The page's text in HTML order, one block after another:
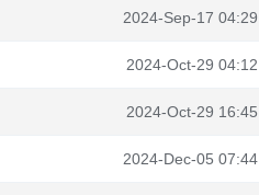
2024-Sep-17 04:29
2024-Oct-29 04:12
2024-Oct-29 16:45
2024-Dec-05 07:44